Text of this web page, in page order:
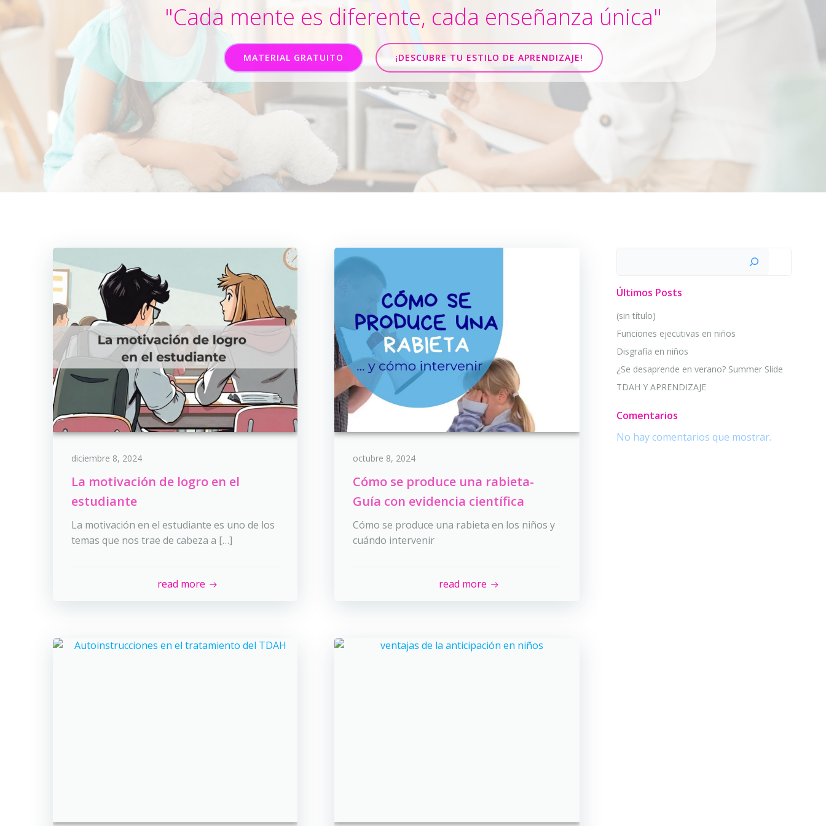
"Cada mente es diferente, cada enseñanza única"
MATERIAL GRATUITO ¡DESCUBRE TU ESTILO DE APRENDIZAJE!
diciembre 8, 2024
La motivación de logro en el
estudiante
La motivación en el estudiante es uno de los
temas que nos trae de cabeza a […]
read more
octubre 8, 2024
Cómo se produce una rabieta-
Guía con evidencia científica
Cómo se produce una rabieta en los niños y
cuándo intervenir
read more
Últimos Posts
(sin título)
Funciones ejecutivas en niños
Disgrafía en niños
¿Se desaprende en verano? Summer Slide
TDAH Y APRENDIZAJE
Comentarios
No hay comentarios que mostrar.